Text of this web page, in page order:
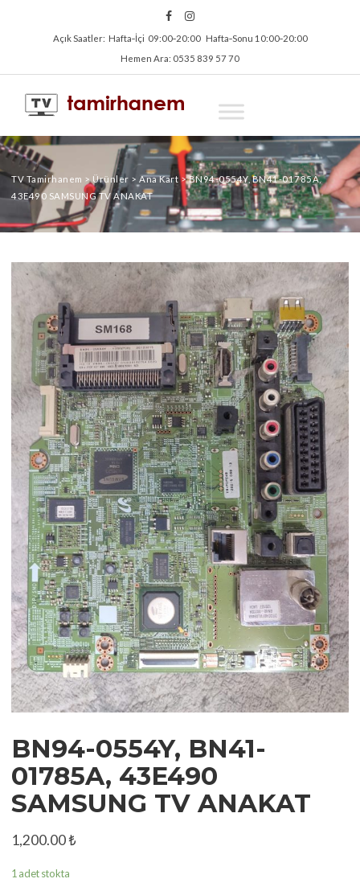
Açık Saatler: Hafta‑İçi 09:00‑20:00 Hafta‑Sonu 10:00‑20:00
Hemen Ara: 0535 839 57 70
TV Tamirhanem > Ürünler > Ana Kart>BN94-0554Y, BN41-01785A,
43E490 SAMSUNG TV ANAKAT
BN94-0554Y, BN41-
01785A, 43E490
SAMSUNG TV ANAKAT
1,200.00₺
1 adet stokta